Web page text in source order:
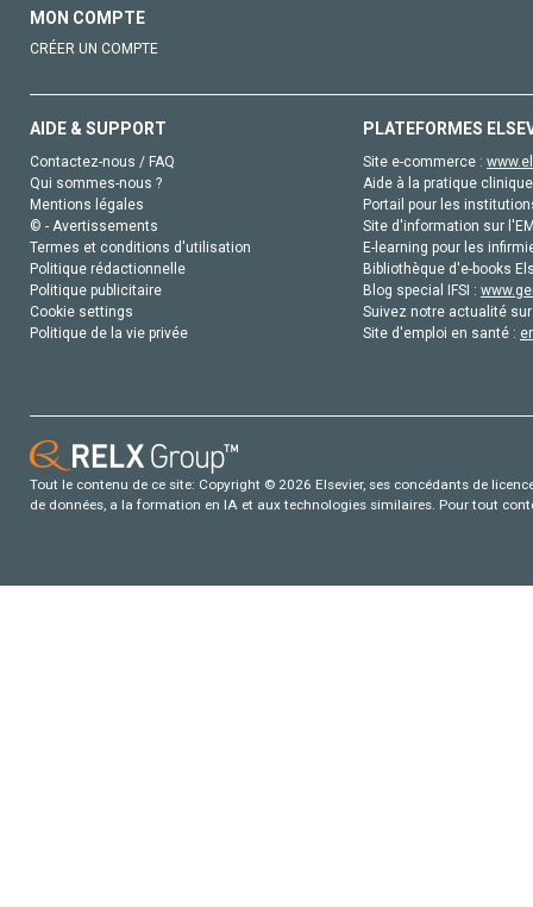
MON COMPTE
CRÉER UN COMPTE
AIDE & SUPPORT
Contactez-nous / FAQ
Qui sommes-nous ?
Mentions légales
© - Avertissements
Termes et conditions d'utilisation
Politique rédactionnelle
Politique publicitaire
Cookie settings
Politique de la vie privée
PLATEFORMES
Site e-commerce :
Aide à la pratique
Portail pour les
Site d'information sur
E-learning pour les
Bibliothèque d'e-books
Blog special IFSI :
Suivez notre actualité
Site d'emploi en santé :
Tout le contenu de ce site: Copyright © 2026 Elsevier, ses concédants de
de données, a la formation en IA et aux technologies similaires. Pour tout